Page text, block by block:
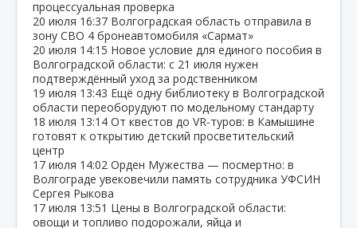
процессуальная проверка
20 июля 16:37 Волгоградская область отправила в
зону СВО 4 бронеавтомобиля «Сармат»
20 июля 14:15 Новое условие для единого пособия в
Волгоградской области: с 21 июля нужен
подтверждённый уход за родственником
19 июля 13:43 Ещё одну библиотеку в Волгоградской
области переоборудуют по модельному стандарту
18 июля 13:14 От квестов до VR‑туров: в Камышине
готовят к открытию детский просветительский
центр
17 июля 14:02 Орден Мужества — посмертно: в
Волгограде увековечили память сотрудника УФСИН
Сергея Рыкова
17 июля 13:51 Цены в Волгоградской области:
овощи и топливо подорожали, яйца и